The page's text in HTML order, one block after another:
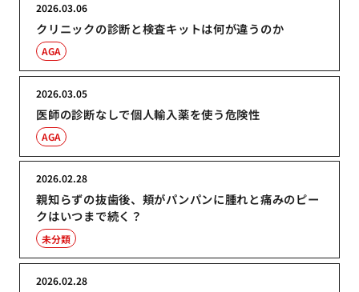
クリニックの診断と検査キットは何が違うのか
2026.03.06
AGA
医師の診断なしで個人輸入薬を使う危険性
2026.03.05
AGA
親知らずの抜歯後、頬がパンパンに腫れと痛みのピー
クはいつまで続く？
2026.02.28
未分類
2026.02.28